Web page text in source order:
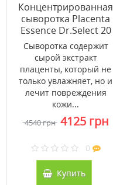
Концентрированная
сыворотка Placenta
Essence Dr.Select 20
мл
Сыворотка содержит
сырой экстракт
плаценты, который не
только увлажняет, но и
лечит повреждения
кожи...
4540 грн 4125 грн
0
Купить